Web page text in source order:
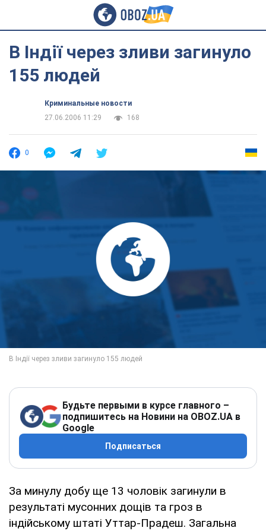
В Індії через зливи загинуло
155 людей
Криминальные новости
27.06.2006 11:29
168
0
Будьте первыми в курсе главного –
подпишитесь на Новини на OBOZ.UA в
Google
Подписаться
За минулу добу ще 13 чоловік загинули в
результаті мусонних дощів та гроз в
індійському штаті Уттар-Прадеш. Загальна